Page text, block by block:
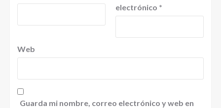
electrónico *
Web
Guarda mi nombre, correo electrónico y web en